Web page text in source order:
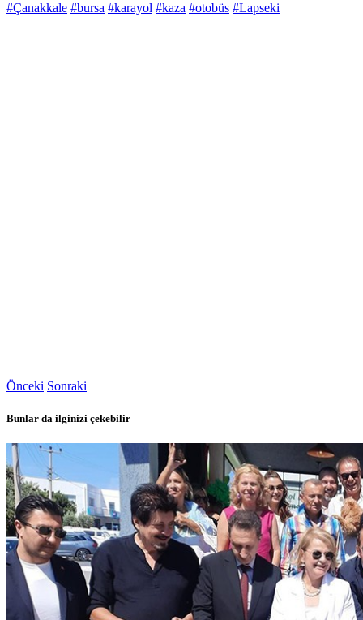
#Çanakkale #bursa #karayol #kaza #otobüs #Lapseki
Önceki Sonraki
Bunlar da ilginizi çekebilir